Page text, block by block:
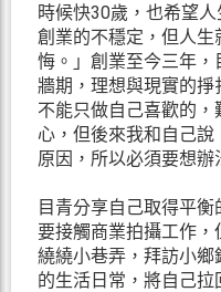
時候快30歲，也希望
創業的不穩定，但人
悔。」創業至今三年
牆期，理想與現實的
不能只做自己喜歡的
心，但後來我和自己
原因，所以必須要想辦
目青分享自己取得平
要接觸商業拍攝工作，
繞繞小巷弄，拜訪小
的生活日常，將自己